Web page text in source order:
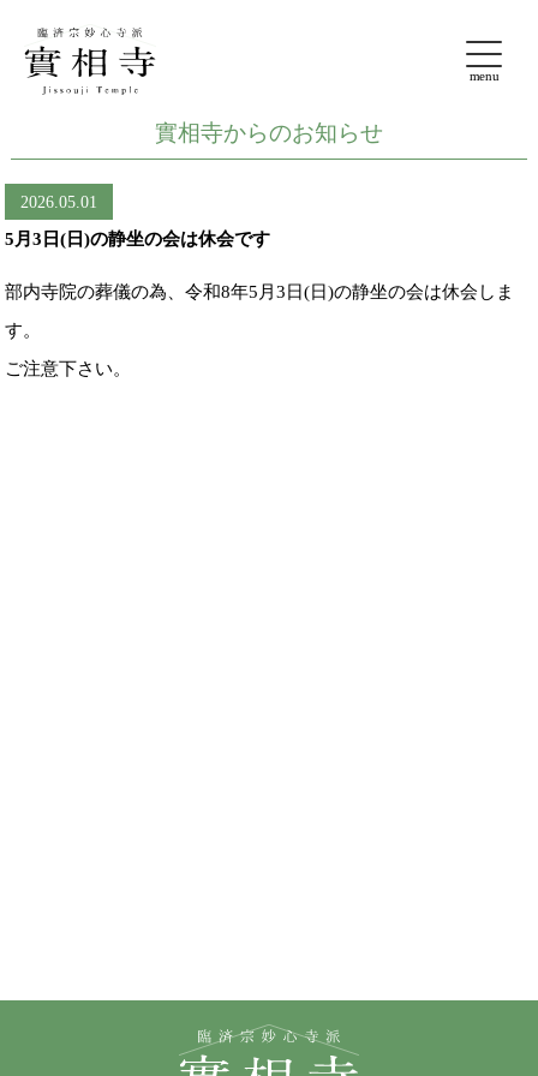
實相寺からのお知らせ
2026.05.01
5月3日(日)の静坐の会は休会です
部内寺院の葬儀の為、令和8年5月3日(日)の静坐の会は休会しま
す。
ご注意下さい。